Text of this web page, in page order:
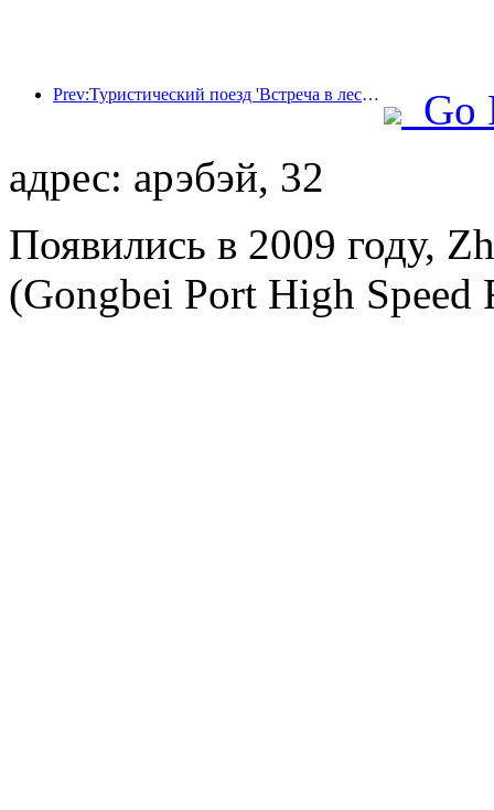
Prev:Туристический поезд 'Встреча в лесу Хулунбуир - Экспресс Дасинганлин - Поезд 'Звездный свет' - Путешествие в Тяньи' совершает свой первый рейс.
Go
адрес: арэбэй, 32
Появились в 2009 году,
(Gongbei Port High Speed